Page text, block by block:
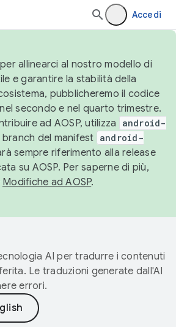
Accedi
allinearci al nostro modello di
e garantire la stabilità della
pubblicheremo il codice
secondo e nel quarto trimestre.
ad AOSP, utilizza
android-
branch del manifest android-
sempre riferimento alla release
su AOSP. Per saperne di più,
Modifiche ad AOSP.
AI per tradurre i contenuti
Le traduzioni generate dall'AI
errori.